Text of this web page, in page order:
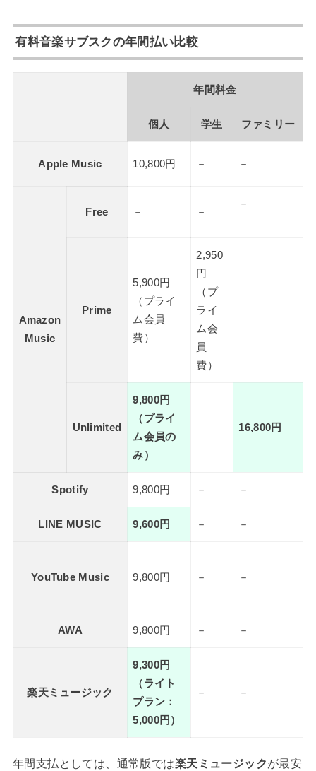
有料音楽サブスクの年間払い比較
年間料金
個人 学生 ファミリー
Apple Music 10,800円 － －
Amazon
Music
Free － －
－
Prime
5,900円
（プライ
ム会員
費）
2,950
円
（プ
ライ
ム会
員
費）
Unlimited
9,800円
（プライ
ム会員の
み）
16,800円
Spotify 9,800円 － －
LINE MUSIC 9,600円 － －
YouTube Music 9,800円 － －
AWA 9,800円 － －
楽天ミュージック
9,300円
（ライト
プラン：
5,000円）
－ －
年間支払としては、通常版では楽天ミュージックが最安